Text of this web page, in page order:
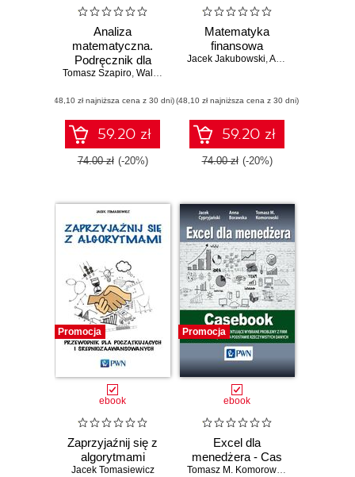
Analiza
matematyczna.
Podręcznik dla
ekonomistów
Tomasz Szapiro, Walerian Dubnicki
(48,10 zł najniższa cena z 30 dni)
59.20 zł
74.00 zł (-20%)
Matematyka
finansowa
Jacek Jakubowski,Andrzej Palczewski
(48,10 zł najniższa cena z 30 dni)
59.20 zł
74.00 zł (-20%)
Promocja
ebook
Zaprzyjaźnij się z
algorytmami
Jacek Tomasiewicz
Promocja
ebook
Excel dla
menedżera - Cas
Tomasz M. Komorowski